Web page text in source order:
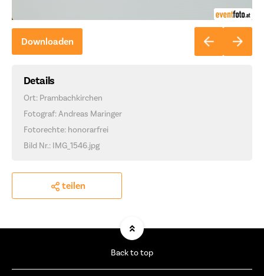
Downloaden
Details
Ort: Prambachkirchen
Fotograf: Andreas Maringer
Fotorechte: honorarfrei
Bild Nr.: IMG_1546.jpg
teilen
Back to top